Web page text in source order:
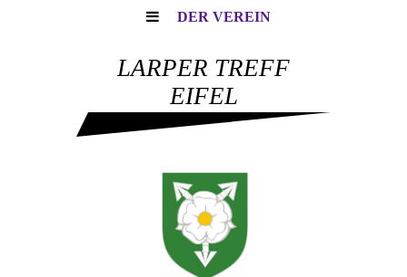
DER VEREIN
LARPER TREFF
EIFEL